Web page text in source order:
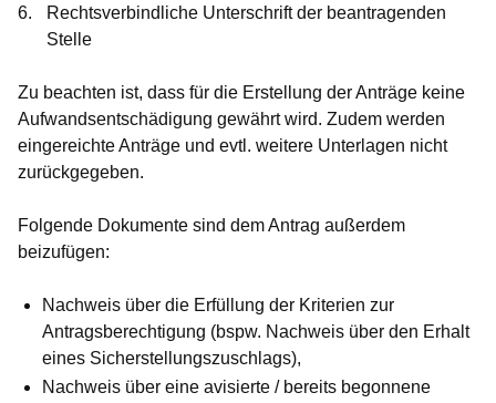
Rechtsverbindliche Unterschriftder beantragenden
Stelle
Zu beachten ist, dass für die Erstellung der Anträge keine
Aufwandsentschädigung gewährt wird. Zudem werden
eingereichte Anträge und evtl. weitere Unterlagen nicht
zurückgegeben.
Folgende Dokumente sind dem Antrag außerdem
beizufügen:
Nachweis über die Erfüllung der Kriterien zur
Antragsberechtigung (bspw. Nachweis über den Erhalt
eines Sicherstellungszuschlags),
Nachweis über eine avisierte / bereits begonnene